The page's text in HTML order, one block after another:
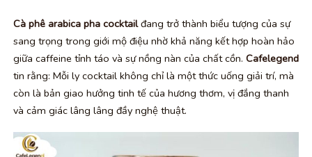
Cà phê arabica pha cocktailđang trở thành biểu tượng của sự
sang trọng trong giới mộ điệu nhờ khả năng kết hợp hoàn hảo
giữa caffeine tỉnh táo và sự nồng nàn của chất cồn. Cafelegend
tin rằng: Mỗi ly cocktail không chỉ là một thức uống giải trí, mà
còn là bản giao hưởng tinh tế của hương thơm, vị đắng thanh
và cảm giác lâng lâng đầy nghệ thuật.